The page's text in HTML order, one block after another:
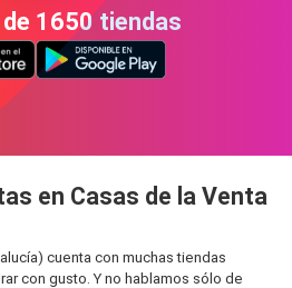
1650 tiendas
en Casas de la Venta
cuenta con muchas tiendas
con gusto. Y no hablamos sólo de